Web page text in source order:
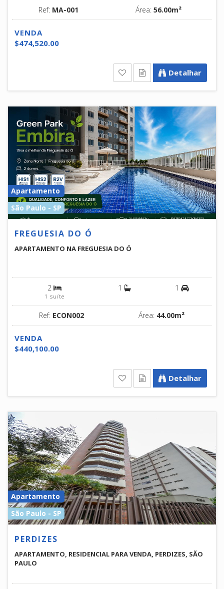
Ref: MA-001 Área: 56.00m²
VENDA
$474,520.00
Detalhar
Apartamento
São Paulo - SP
FREGUESIA DO Ó
APARTAMENTO NA FREGUESIA DO Ó
2
1 suíte
1 1
Ref: ECON002 Área: 44.00m²
VENDA
$440,100.00
Detalhar
Apartamento
São Paulo - SP
PERDIZES
APARTAMENTO, RESIDENCIAL PARA VENDA, PERDIZES, SÃO
PAULO